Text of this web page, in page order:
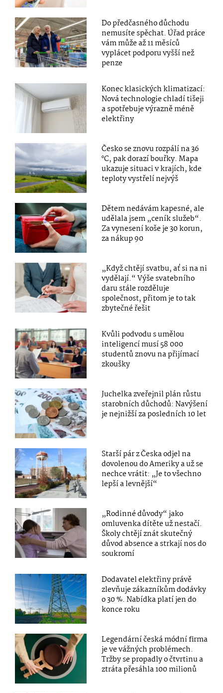
Do předčasného důchodu
nemusíte spěchat. Úřad práce
vám může až 11 měsíců
vyplácet podporu vyšší než
penze
Konec klasických klimatizací:
Nová technologie chladí tišeji
a spotřebuje výrazně méně
elektřiny
Česko se znovu rozpálí na 36
°C, pak dorazí bouřky. Mapa
ukazuje situaci v krajích, kde
teploty vystřelí nejvýš
Dětem nedávám kapesné, ale
udělala jsem „ceník služeb“.
Za vynesení koše je 30 korun,
za nákup 90
„Když chtějí svatbu, ať si na ni
vydělají.“ Výše svatebního
daru stále rozděluje
společnost, přitom je to tak
zbytečné řešit
Kvůli podvodu s umělou
inteligencí musí 58 000
studentů znovu na přijímací
zkoušky
Juchelka zveřejnil plán růstu
starobních důchodů: Navýšení
je nejnižší za posledních 10 let
Starší pár z Česka odjel na
dovolenou do Ameriky a už se
nechce vrátit: „Je to všechno
lepší a levnější“
„Rodinné důvody“ jako
omluvenka dítěte už nestačí.
Školy chtějí znát skutečný
důvod absence a strkají nos do
soukromí
Dodavatel elektřiny právě
zlevňuje zákazníkům dodávky
o 30 %. Nabídka platí jen do
konce roku
Legendární česká módní firma
je ve vážných problémech.
Tržby se propadly o čtvrtinu a
ztráta přesáhla 100 milionů